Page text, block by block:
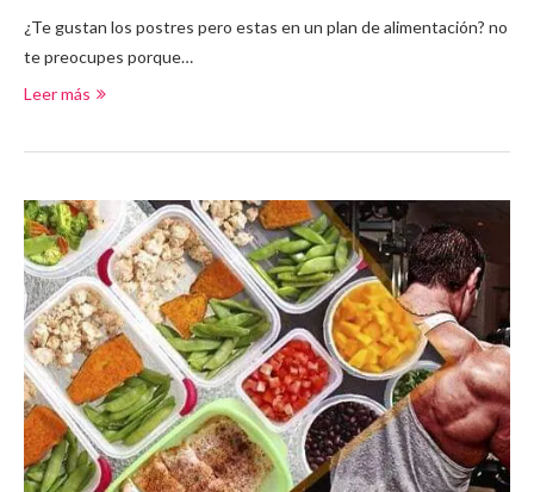
¿Te gustan los postres pero estas en un plan de alimentación? no
te preocupes porque…
Leer más